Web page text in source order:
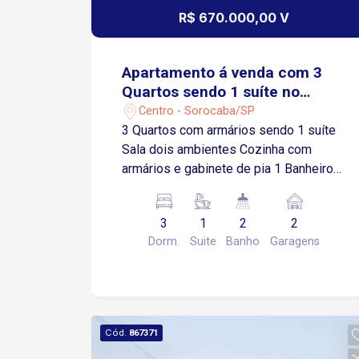
R$ 670.000,00 V
Apartamento á venda com 3
Quartos sendo 1 suíte no
Centro de Sorocaba-SP
Centro - Sorocaba/SP
3 Quartos com armários sendo 1 suíte
Sala dois ambientes Cozinha com
armários e gabinete de pia 1 Banheiro
Banheiro de empregado 2 Vagas de
garagem cobertas Condomínio Oferece:
Academia Área gourmet Salão de festa
bancos e comércios em geral
3
Dorm.
1
Suite
2
Banho
2
Garagens
Cód. 867371